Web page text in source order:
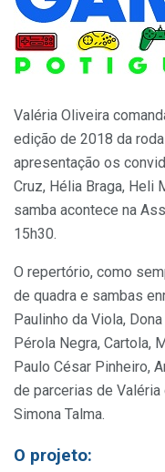
Valéria Oliveira
edição de 2018 da
apresentação os
Cruz, Hélia Braga, Heli
samba acontece na
15h30.
O repertório, como
de quadra e sambas
Paulinho da Viola,
Pérola Negra, Cartola,
Paulo César Pinheiro,
de parcerias de
Simona Talma.
O projeto: